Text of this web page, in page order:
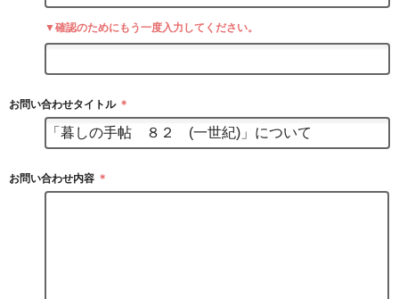
▼確認のためにもう一度入力してください。
お問い合わせタイトル ＊
お問い合わせ内容 ＊